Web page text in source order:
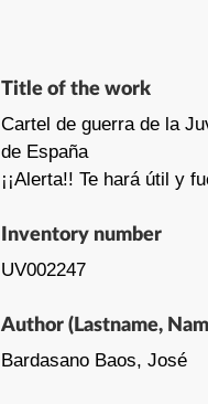
Title of the work
Cartel de guerra de la
de España
¡¡Alerta!! Te hará útil y
Inventory number
UV002247
Author (Lastname,
Bardasano Baos, José